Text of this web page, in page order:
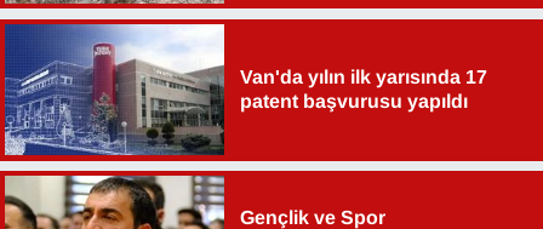
Van'da yılın ilk yarısında 17
patent başvurusu yapıldı
Gençlik ve Spor